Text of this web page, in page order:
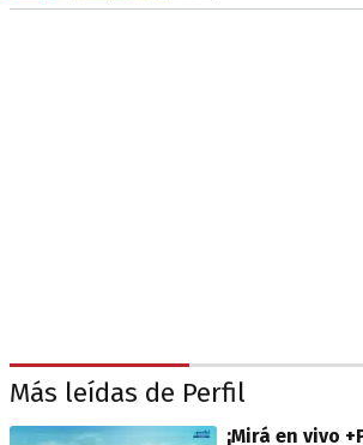
Más leídas de Perfil
¡Mirá en vivo